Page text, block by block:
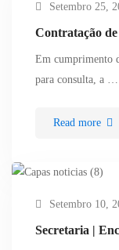
Setembro 25,
Contratação
Em cumprimento
para consulta, a …
Read more
Setembro 10,
Secretaria |